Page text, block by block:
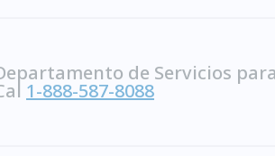
de Servicios
1-888-587-8088